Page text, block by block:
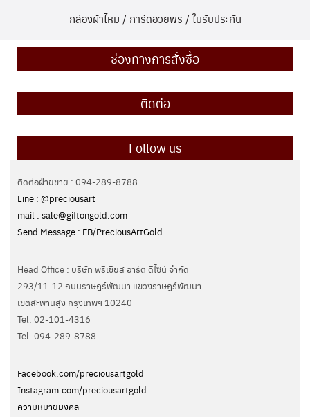
กล่องผ้าไหม / การ์ดอวยพร / ใบรับประกัน
ช่องทางการสั่งซื้อ
ติดต่อ
Follow us
ติดต่อฝ่ายขาย : 094-289-8788
Line : @preciousart
mail : sale@giftongold.com
Send Message : FB/PreciousArtGold
Head Office : บริษัท พรีเชียส อาร์ต ดีไซน์ จำกัด
293/11-12 ถนนราษฎร์พัฒนา แขวงราษฎร์พัฒนา
เขตสะพานสูง กรุงเทพฯ 10240
Tel. 02-101-4316
Tel. ‭094-289-8788‬
Facebook.com/preciousartgold
Instagram.com/preciousartgold
ความหมายมงคล